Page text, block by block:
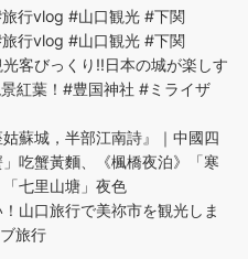
旅行vlog #山口観光 #下関
旅行vlog #山口観光 #下関
客びっくり!!日本の城が楽しす
紅葉！#豊国神社 #ミライザ
蘇城，半部江南詩』｜中國四
吃蟹黃麵、《楓橋夜泊》「寒
七里山塘」夜色
山口旅行で美祢市を観光しま
旅行